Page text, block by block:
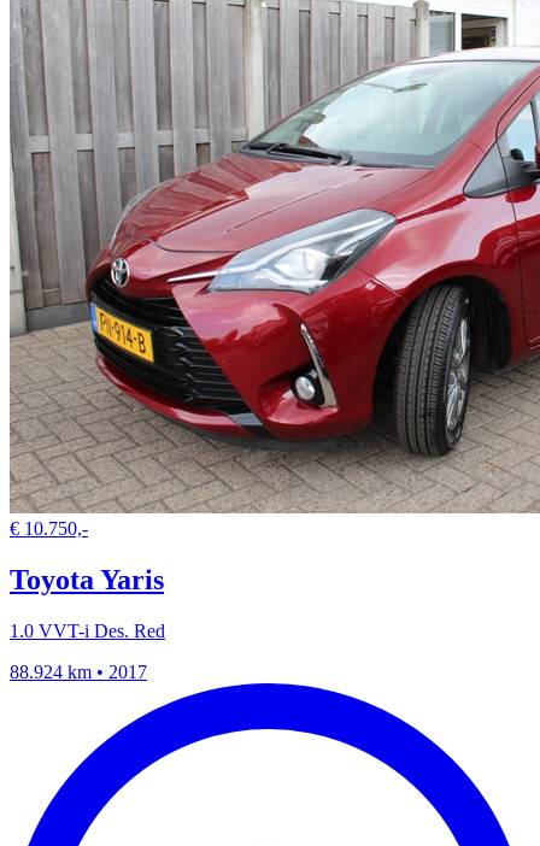
€ 10.750,-
Toyota Yaris
1.0 VVT-i Des. Red
88.924 km • 2017